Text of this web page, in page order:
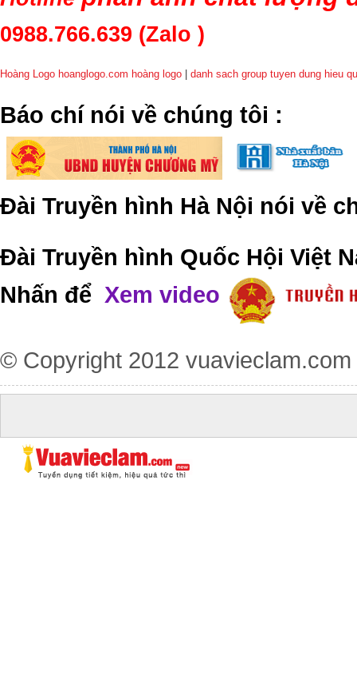
0988.766.639 (Zalo )
Hoàng Logo hoanglogo.com hoàng logo danh sach group tuyen dung hieu
​Báo chí nói về chúng tôi :
Đài Truyền hình Hà Nội nói về
Đài Truyền hình Quốc Hội Việt
Nhấn để Xem video
© Copyright 2012 vuavieclam.com